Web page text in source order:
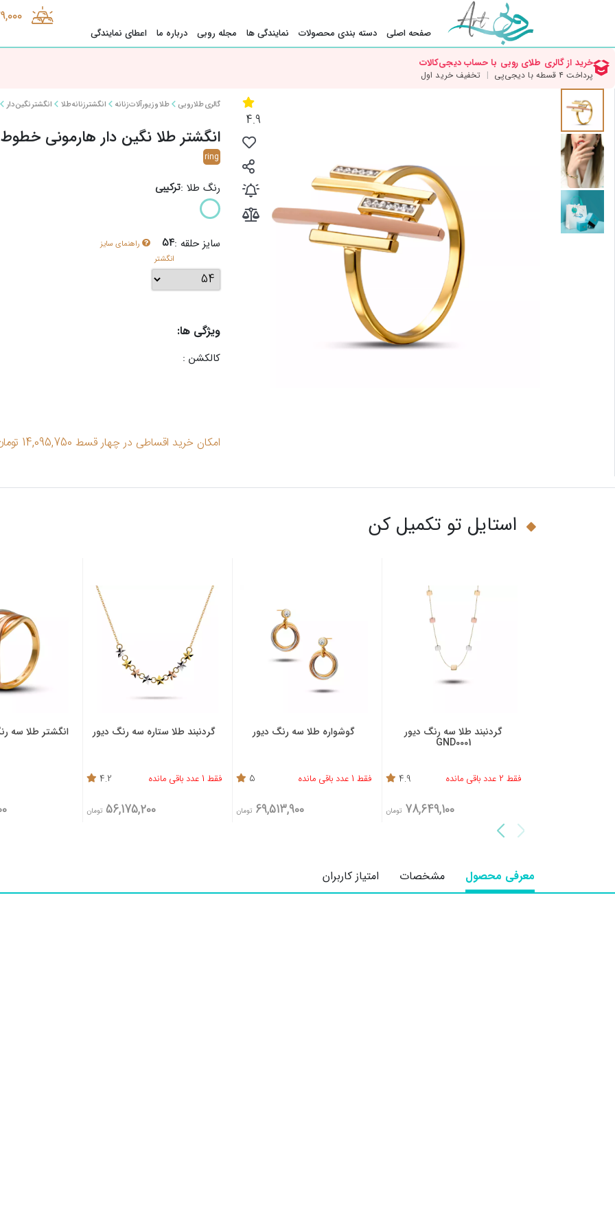
صفحه اصلی دسته بندی محصولات نمایندگی ها مجله روبی درباره ما اعطای نمایندگی
4.9
گالری طلا روبی طلا و زیورآلات زنانه انگشتر زنانه طلا انگشتر نگین دار
انگشتر طلا نگین دار هارمونی خطوط
ring
رنگ طلا :ترکیبی
سایز حلقه :54
راهنمای سایز
انگشتر
ویژگی ها:
کالکشن :
امکان خرید اقساطی در چهار قسط 14,095,750 تومان
استایل تو تکمیل کن
گردنبند طلا سه رنگ دیور
4.9
گوشواره طلا سه رنگ دیور
5
گردنبند طلا ستاره سه رنگ دیور
4.2
انگشتر طلا سه رنگ مینیمال دیور
معرفی محصول مشخصات امتیاز کاربران